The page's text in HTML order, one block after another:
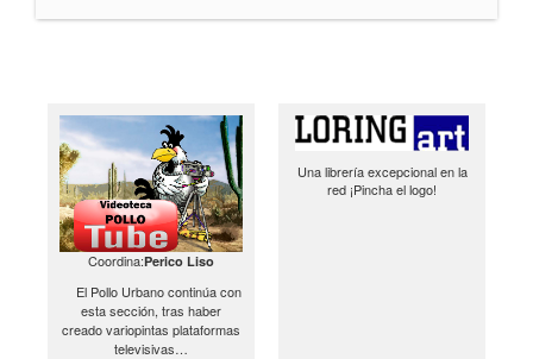
Coordina:Perico Liso
El Pollo Urbano continúa con
esta sección, tras haber
creado variopintas plataformas
televisivas…
Una librería excepcional en la
red ¡Pincha el logo!